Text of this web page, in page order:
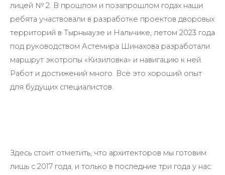
лицей № 2. В прошлом и позапрошлом годах наши
ребята участвовали в разработке проектов дворовых
территорий в Тырныаузе и Нальчике, летом 2023 года
под руководством Астемира Шинахова разработали
маршрут экотропы «Кизиловка» и навигацию к ней.
Работ и достижений много. Всё это хороший опыт
для будущих специалистов.
Здесь стоит отметить, что архитекторов мы готовим
лишь с 2017 года, и только в последние три года у нас